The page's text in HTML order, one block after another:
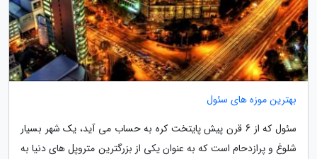
بهترین موزه های سئول
سئول که از 6 قرن پیش پایتخت کره به حساب می آید، یک شهر بسیار
شلوغ و پرازدحام است که به عنوان یکی از بزرگترین متروپل های دنیا به